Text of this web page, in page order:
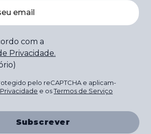
com a
Privacidade.
pelo reCAPTCHA e aplicam-
e osTermos de Serviço
Subscrever